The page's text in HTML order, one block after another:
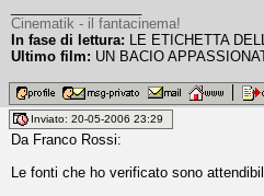
Cinematik - il fantacinema!
In fase di lettura: LE ETICHETTA
Ultimo film: UN BACIO
Inviato: 20-05-2006 23:29
Da Franco Rossi:
Le fonti che ho verificato sono